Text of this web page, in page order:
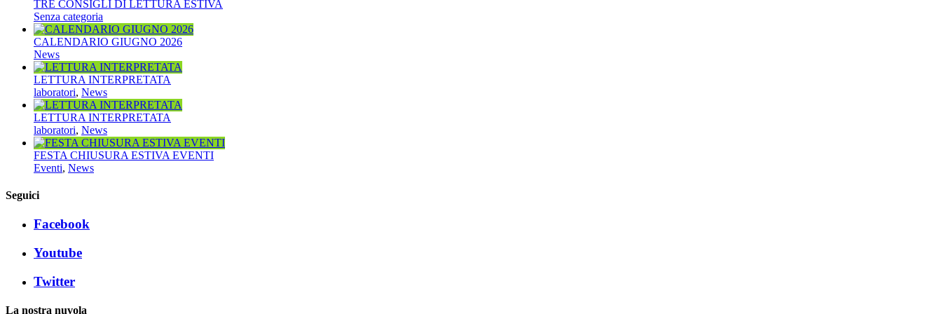
TRE CONSIGLI DI LETTURA ESTIVA
Senza categoria
CALENDARIO GIUGNO 2026
News
LETTURA INTERPRETATA
laboratori, News
LETTURA INTERPRETATA
laboratori, News
FESTA CHIUSURA ESTIVA EVENTI
Eventi, News
Seguici
Facebook
Youtube
Twitter
La nostra nuvola